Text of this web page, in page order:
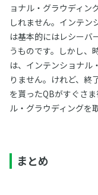
ョナル・グラウディン
しれません。インテン
は基本的にはレシーバ
うものです。しかし、
は、インテンショナル
りません。けれど、終
を貰ったQBがすぐさ
ル・グラウディングを
まとめ